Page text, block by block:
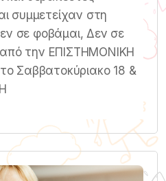
συμμετείχαν στη
σε φοβάμαι, Δεν σε
την ΕΠΙΣΤΗΜΟΝΙΚΗ
Σαββατοκύριακο 18 &